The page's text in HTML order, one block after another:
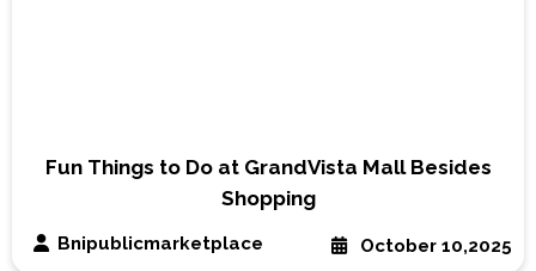
Fun Things to Do at GrandVista Mall Besides
Shopping
October 10,2025
Bnipublicmarketplace